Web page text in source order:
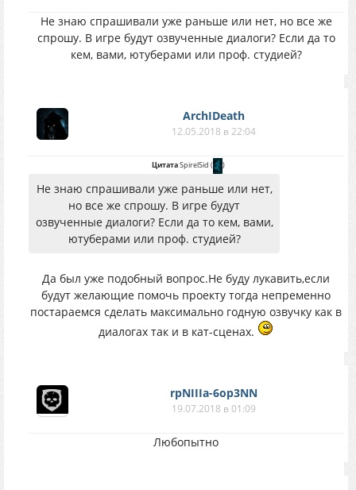
Не знаю спрашивали уже раньше или нет, но все же
спрошу. В игре будут озвученные диалоги? Если да то
кем, вами, ютуберами или проф. студией?
ArchIDeath
12.05.2018 в 22:04
ЦитатаSpirelSid ( )
Не знаю спрашивали уже раньше или нет,
но все же спрошу. В игре будут
озвученные диалоги? Если да то кем, вами,
ютуберами или проф. студией?
Да был уже подобный вопрос.Не буду лукавить,если
будут желающие помочь проекту тогда непременно
постараемся сделать максимально годную озвучку как в
диалогах так и в кат-сценах.
rpNIIIa-6op3NN
19.07.2018 в 01:09
Любопытно